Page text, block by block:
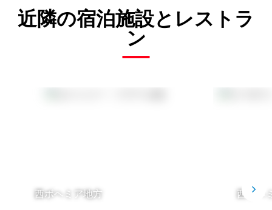
近隣の宿泊施設とレストラ
ン
西ボヘミア地方 西ボヘ